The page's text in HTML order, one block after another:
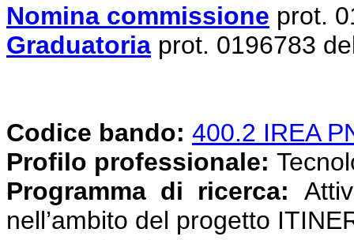
Nomina commissione prot.
Graduatoria prot. 0196783
Codice bando: 400.2 IREA
Profilo professionale:
Programma di ricerca:
nell’ambito del progetto